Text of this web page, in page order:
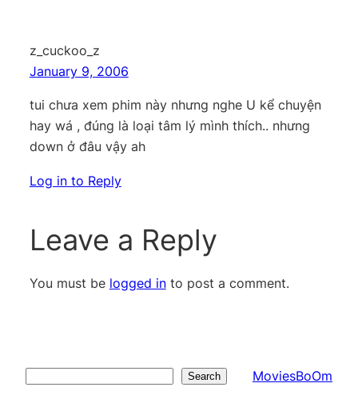
z_cuckoo_z
January 9, 2006
tui chưa xem phim này nhưng nghe U kể chuyện
hay wá , đúng là loại tâm lý mình thích.. nhưng
down ở đâu vậy ah
Log in to Reply
Leave a Reply
You must be logged into post a comment.
Search MoviesBoOm